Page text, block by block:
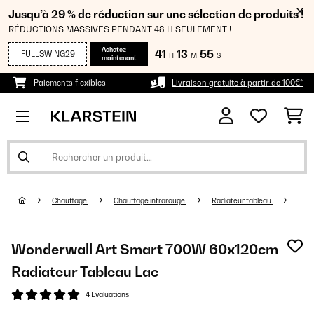
Jusqu’à 29 % de réduction sur une sélection de produits !
RÉDUCTIONS MASSIVES PENDANT 48 H SEULEMENT !
FULLSWING29
Achetez
maintenant
41 H 13 M 55 S
Paiements flexibles Livraison gratuite à partir de 100€*
Chauffage Chauffage infrarouge Radiateur tableau
Wonderwall Art Smart 700W 60x120cm
Radiateur Tableau Lac
4 Evaluations